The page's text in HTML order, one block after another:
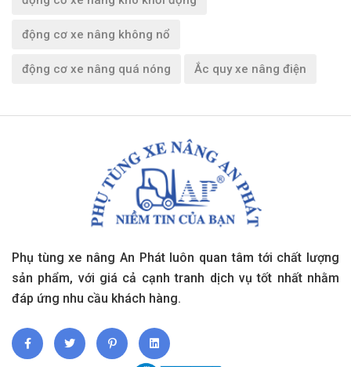
động cơ xe nâng không nổ
động cơ xe nâng quá nóng Ắc quy xe nâng điện
Phụ tùng xe nâng An Phát luôn quan tâm tới chất lượng
sản phẩm, với giá cả cạnh tranh dịch vụ tốt nhất nhằm
đáp ứng nhu cầu khách hàng.